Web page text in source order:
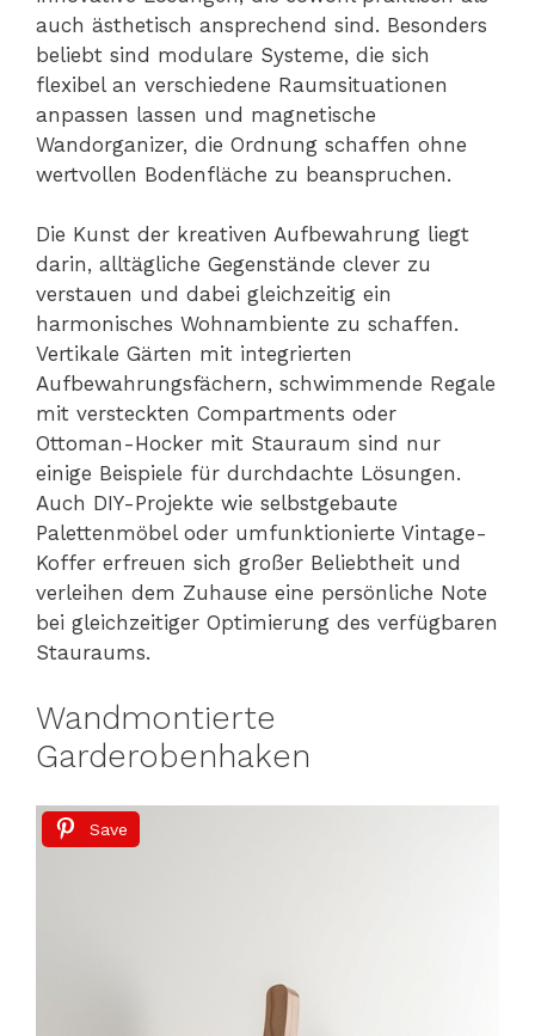
auch ästhetisch ansprechend sind. Besonders
beliebt sind modulare Systeme, die sich
flexibel an verschiedene Raumsituationen
anpassen lassen und magnetische
Wandorganizer, die Ordnung schaffen ohne
wertvollen Bodenfläche zu beanspruchen.
Die Kunst der kreativen Aufbewahrung liegt
darin, alltägliche Gegenstände clever zu
verstauen und dabei gleichzeitig ein
harmonisches Wohnambiente zu schaffen.
Vertikale Gärten mit integrierten
Aufbewahrungsfächern, schwimmende Regale
mit versteckten Compartments oder
Ottoman-Hocker mit Stauraum sind nur
einige Beispiele für durchdachte Lösungen.
Auch DIY-Projekte wie selbstgebaute
Palettenmöbel oder umfunktionierte Vintage-
Koffer erfreuen sich großer Beliebtheit und
verleihen dem Zuhause eine persönliche Note
bei gleichzeitiger Optimierung des verfügbaren
Stauraums.
Wandmontierte
Garderobenhaken
Save